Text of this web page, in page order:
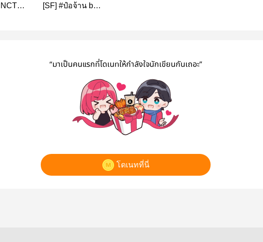
[SF] #ป๋อจ้าน by
“มาเป็นคนแรกที่โดเนทให้กำลังใจนักเขียนกันเถอะ”
โดเนทที่นี่